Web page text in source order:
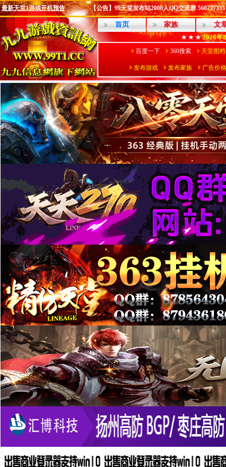
最新天堂1游戏开机预告 【公告】99天堂发布站2000人QQ交流群 560737333
首页 家族 文
★ ★ ★2026年
百度一下 360搜索 天堂图档
发布游戏 发布家族 广告价格